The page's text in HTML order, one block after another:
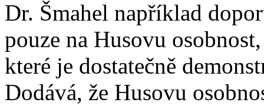
Dr. Šmahel například
pouze na Husovu
které je dostatečně
Dodává, že Husovu